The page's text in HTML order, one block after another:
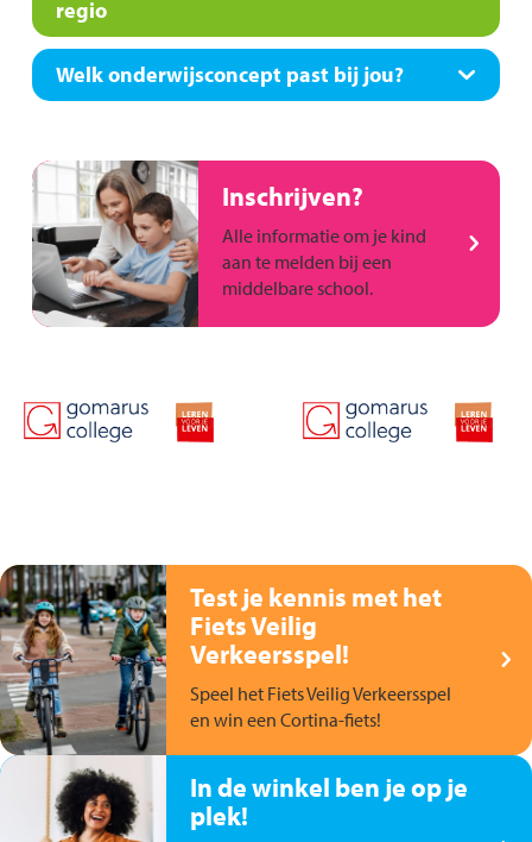
regio
Welk onderwijsconcept past bij jou?
Inschrijven?
Alle informatie om je kind
aan te melden bij een
middelbare school.
Test je kennis met het
Fiets Veilig
Verkeersspel!
Speel het Fiets Veilig Verkeersspel
en win een Cortina-fiets!
In de winkel ben je op je
plek!